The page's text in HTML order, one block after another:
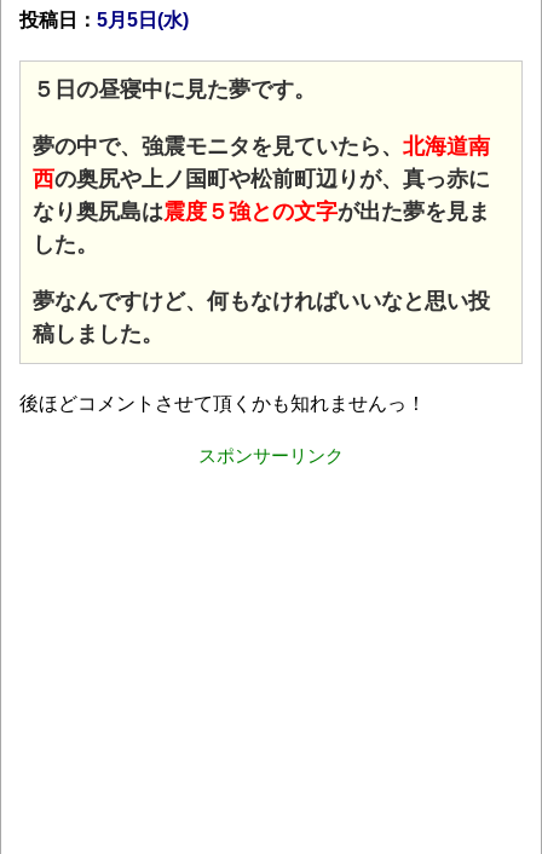
投稿日： 5月5日(水)
５日の昼寝中に見た夢です。
夢の中で、強震モニタを見ていたら、 北海道南
西の奥尻や上ノ国町や松前町辺りが、真っ赤に
なり奥尻島は震度５強との文字が出た夢を見ま
した。
夢なんですけど、何もなければいいなと思い投
稿しました。
後ほどコメントさせて頂くかも知れませんっ！
スポンサーリンク